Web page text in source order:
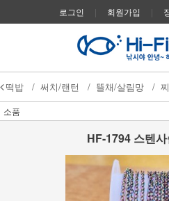
로그인 | 회원가입 |
떡밥 / 써치/랜턴 / 뜰채/살림망 /
소품
HF-1794 스텐